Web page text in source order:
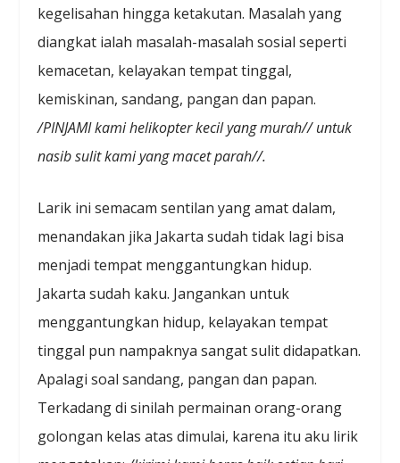
kegelisahan hingga ketakutan. Masalah yang
diangkat ialah masalah-masalah sosial seperti
kemacetan, kelayakan tempat tinggal,
kemiskinan, sandang, pangan dan papan.
/PINJAMI kami helikopter kecil yang murah// untuk
nasib sulit kami yang macet parah//.
Larik ini semacam sentilan yang amat dalam,
menandakan jika Jakarta sudah tidak lagi bisa
menjadi tempat menggantungkan hidup.
Jakarta sudah kaku. Jangankan untuk
menggantungkan hidup, kelayakan tempat
tinggal pun nampaknya sangat sulit didapatkan.
Apalagi soal sandang, pangan dan papan.
Terkadang di sinilah permainan orang-orang
golongan kelas atas dimulai, karena itu aku lirik